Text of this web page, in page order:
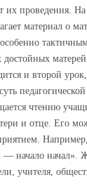
их проведения.
материал о
матерей
и второй урок,
чтению
и отце. Его
— начало начал».
учителя,